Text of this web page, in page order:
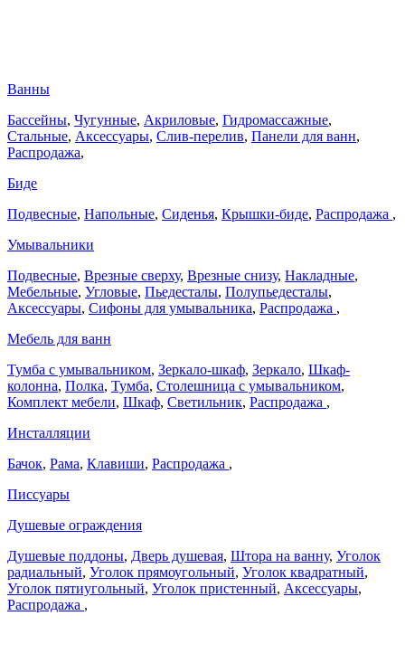
Ванны
Бассейны, Чугунные, Акриловые, Гидромассажные,
Стальные, Аксессуары, Слив-перелив, Панели для ванн,
Распродажа,
Биде
Подвесные, Напольные, Сиденья, Крышки-биде, Распродажа ,
Умывальники
Подвесные, Врезные сверху, Врезные снизу, Накладные,
Мебельные, Угловые, Пьедесталы, Полупьедесталы,
Аксессуары, Сифоны для умывальника, Распродажа ,
Мебель для ванн
Тумба с умывальником, Зеркало-шкаф, Зеркало, Шкаф-
колонна, Полка, Тумба, Столешница с умывальником,
Комплект мебели, Шкаф, Светильник, Распродажа ,
Инсталляции
Бачок, Рама, Клавиши, Распродажа ,
Писсуары
Душевые ограждения
Душевые поддоны, Дверь душевая, Штора на ванну, Уголок
радиальный, Уголок прямоугольный, Уголок квадратный,
Уголок пятиугольный, Уголок пристенный, Аксессуары,
Распродажа ,